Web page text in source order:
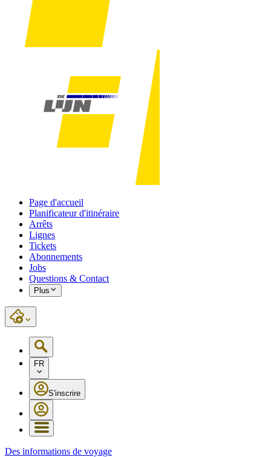
Page d'accueil
Planificateur d'itinéraire
Arrêts
Lignes
Tickets
Abonnements
Jobs
Questions & Contact
Plus
FR
S'inscrire
Des informations de voyage